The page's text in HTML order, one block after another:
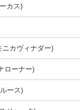
カス)
ニカヴィナダー)
ローナー)
ース)